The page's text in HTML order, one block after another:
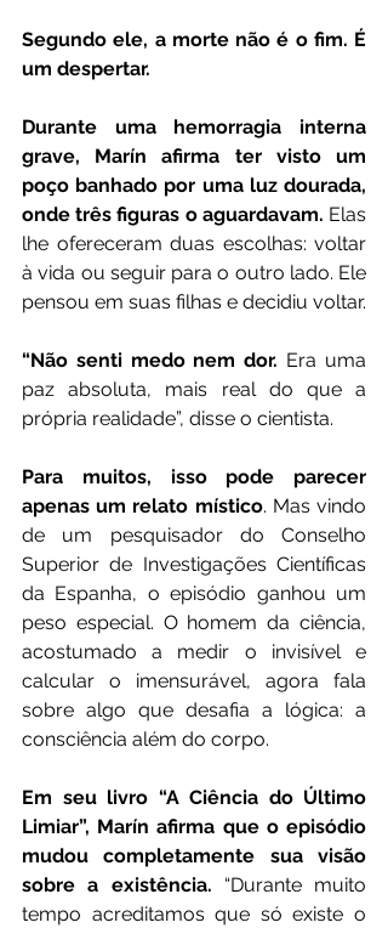
Segundo ele, a morte não é o fim. É
um despertar.
Durante uma hemorragia interna
grave, Marín afirma ter visto um
poço banhado por uma luz dourada,
onde três figuras o aguardavam. Elas
lhe ofereceram duas escolhas: voltar
à vida ou seguir para o outro lado. Ele
pensou em suas filhas e decidiu voltar.
“Não senti medo nem dor. Era uma
paz absoluta, mais real do que a
própria realidade”, disse o cientista.
Para muitos, isso pode parecer
apenas um relato místico. Mas vindo
de um pesquisador do Conselho
Superior de Investigações Científicas
da Espanha, o episódio ganhou um
peso especial. O homem da ciência,
acostumado a medir o invisível e
calcular o imensurável, agora fala
sobre algo que desafia a lógica: a
consciência além do corpo.
Em seu livro “A Ciência do Último
Limiar”, Marín afirma que o episódio
mudou completamente sua visão
sobre a existência. “Durante muito
tempo acreditamos que só existe o